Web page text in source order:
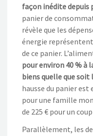
façon inédite depuis
panier de
révèle que les
énergie
de ce panier.
pour environ 40 % à
biens quelle que
hausse du panier est
pour une famille
de 225 € pour un
Parallèlement, les